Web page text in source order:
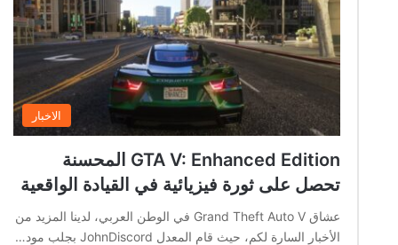
الاخبار
GTA V: Enhanced Edition المحسنة
تحصل على ثورة فيزيائية في القيادة الواقعية
عشاق Grand Theft Auto V في الوطن العربي، لدينا المزيد من
الأخبار السارة لكم، حيث قام المعدل JohnDiscord بجلب مود…